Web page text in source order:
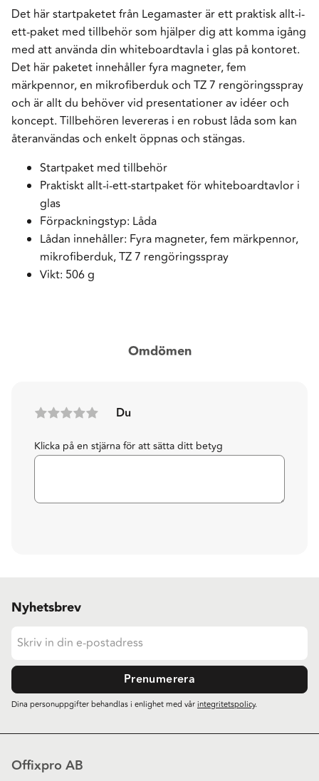
Det här startpaketet från Legamaster är ett praktisk allt-i-
ett-paket med tillbehör som hjälper dig att komma igång
med att använda din whiteboardtavla i glas på kontoret.
Det här paketet innehåller fyra magneter, fem
märkpennor, en mikrofiberduk och TZ 7 rengöringsspray
och är allt du behöver vid presentationer av idéer och
koncept. Tillbehören levereras i en robust låda som kan
återanvändas och enkelt öppnas och stängas.
Startpaket med tillbehör
Praktiskt allt-i-ett-startpaket för whiteboardtavlor i
glas
Förpackningstyp: Låda
Lådan innehåller: Fyra magneter, fem märkpennor,
mikrofiberduk, TZ 7 rengöringsspray
Vikt: 506 g
Omdömen
Du
Klicka på en stjärna för att sätta ditt betyg
Nyhetsbrev
Prenumerera
Dina personuppgifter behandlas i enlighet med vårintegritetspolicy.
Offixpro AB